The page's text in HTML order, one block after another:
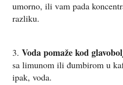
umorno, ili vam pada
razliku.
3. Voda pomaže kod
sa limunom ili đumbirom u
ipak, voda.